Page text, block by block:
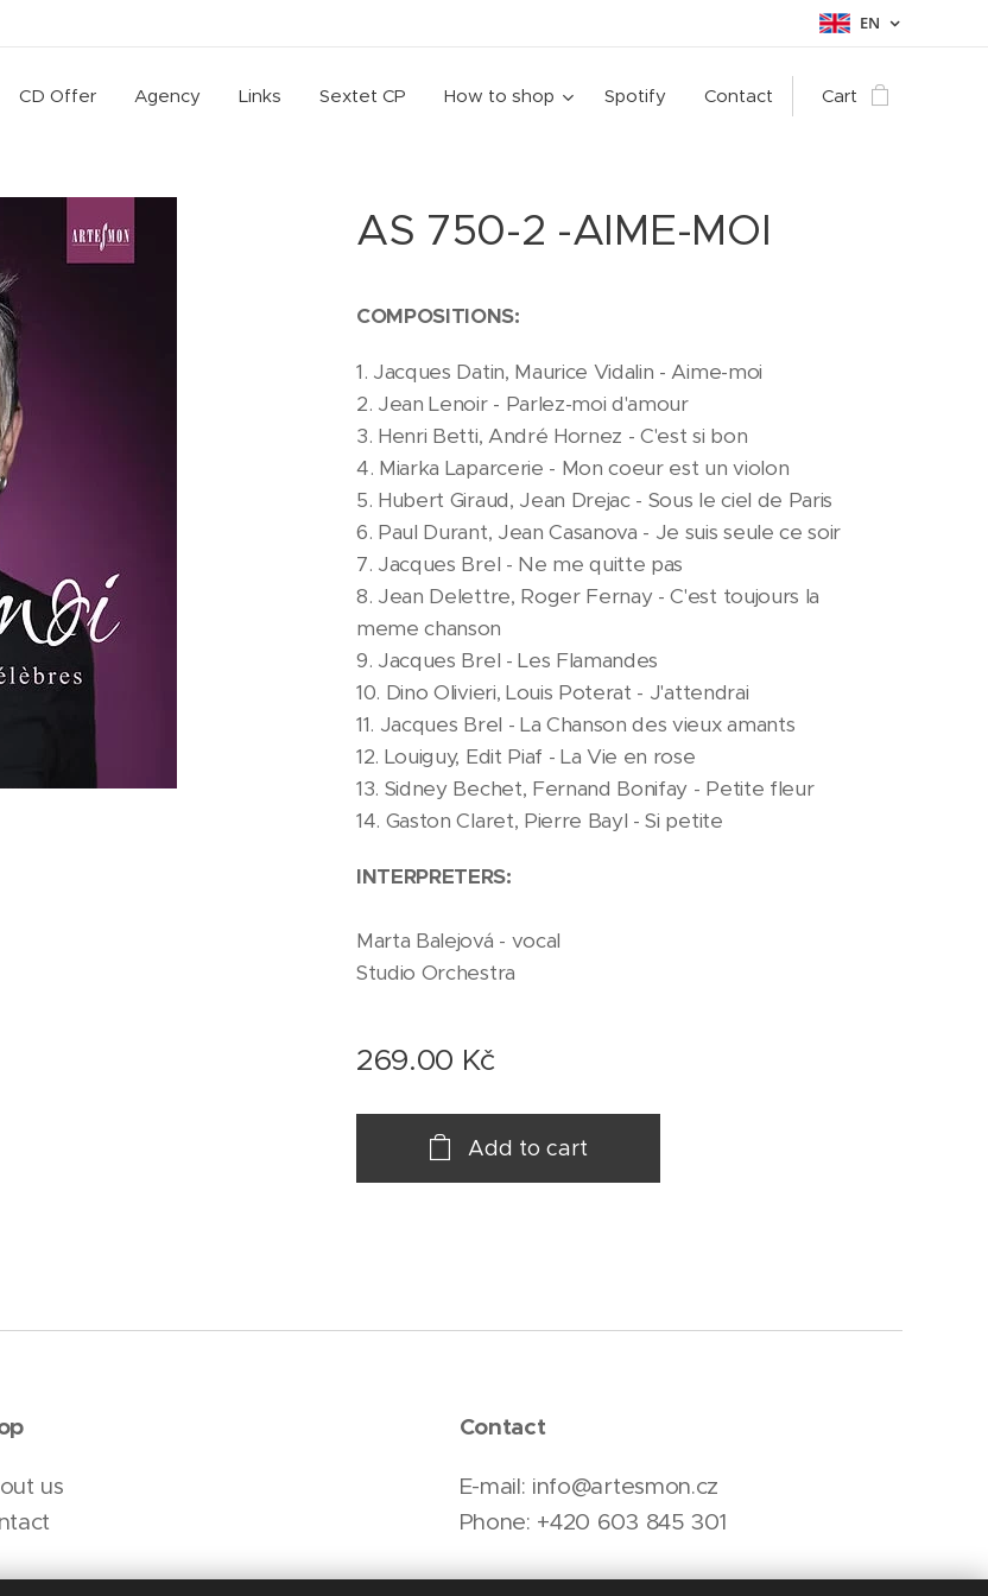
EN
CD Offer Agency Links Sextet CP How to shop Spotify Contact Cart
AS 750-2 -AIME-MOI
COMPOSITIONS:
1. Jacques Datin, Maurice Vidalin - Aime-moi
2. Jean Lenoir - Parlez-moi d'amour
3. Henri Betti, André Hornez - C'est si bon
4. Miarka Laparcerie - Mon coeur est un violon
5. Hubert Giraud, Jean Drejac - Sous le ciel de Paris
6. Paul Durant, Jean Casanova - Je suis seule ce soir
7. Jacques Brel - Ne me quitte pas
8. Jean Delettre, Roger Fernay - C'est toujours la
meme chanson
9. Jacques Brel - Les Flamandes
10. Dino Olivieri, Louis Poterat - J'attendrai
11. Jacques Brel - La Chanson des vieux amants
12. Louiguy, Edit Piaf - La Vie en rose
13. Sidney Bechet, Fernand Bonifay - Petite fleur
14. Gaston Claret, Pierre Bayl - Si petite
INTERPRETERS:
Marta Balejová - vocal
Studio Orchestra
269.00 Kč
Add to cart
us
Contact
E-mail: info@artesmon.cz
Phone: +420 603 845 301